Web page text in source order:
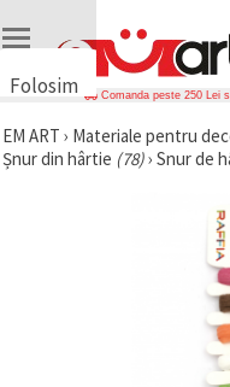
Folosim
uri
🍪 Folosim
Comanda peste 250 Lei
EM ART › Materiale pentru
Șnur din hârtie (78)› Snur de